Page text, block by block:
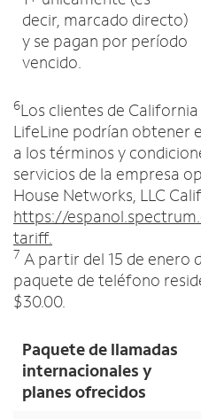
decir, marcado directo)
y se pagan por período
vencido.
6Los clientes de
LifeLine podrían obtener
a los términos y
servicios de la empresa
House Networks, LLC
https://
tariff.
7 A partir del 15 de enero
paquete de teléfono
$30.00.
Paquete de llamadas
internacionales y
planes ofrecidos